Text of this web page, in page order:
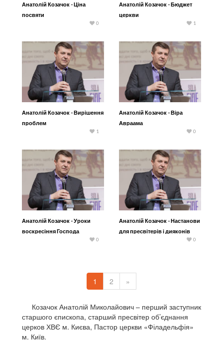
Анатолій Козачок - Ціна
посвяти
0
Анатолій Козачок - Бюджет
церкви
1
Анатолій Козачок - Вирішення
проблем
1
Анатолій Козачок - Віра
Авраама
0
Анатолій Козачок - Уроки
воскресіння Господа
0
Анатолій Козачок - Настанови
для пресвітерів і дияконів
0
1 2 »
Козачок Анатолій Миколайович – перший заступник
старшого єпископа, старший пресвітер об’єднання
церков ХВЄ м. Києва, Пастор церкви «Філадельфія»
м. Київ.